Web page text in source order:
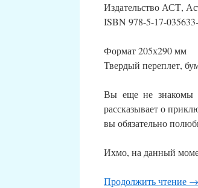
Издательство АСТ,
ISBN 978-5-17-
Формат 205х290 мм
Твердый переплет,
Вы еще не знакомы
рассказывает о
вы обязательно
Ихмо, на данный
Продолжить чтение →